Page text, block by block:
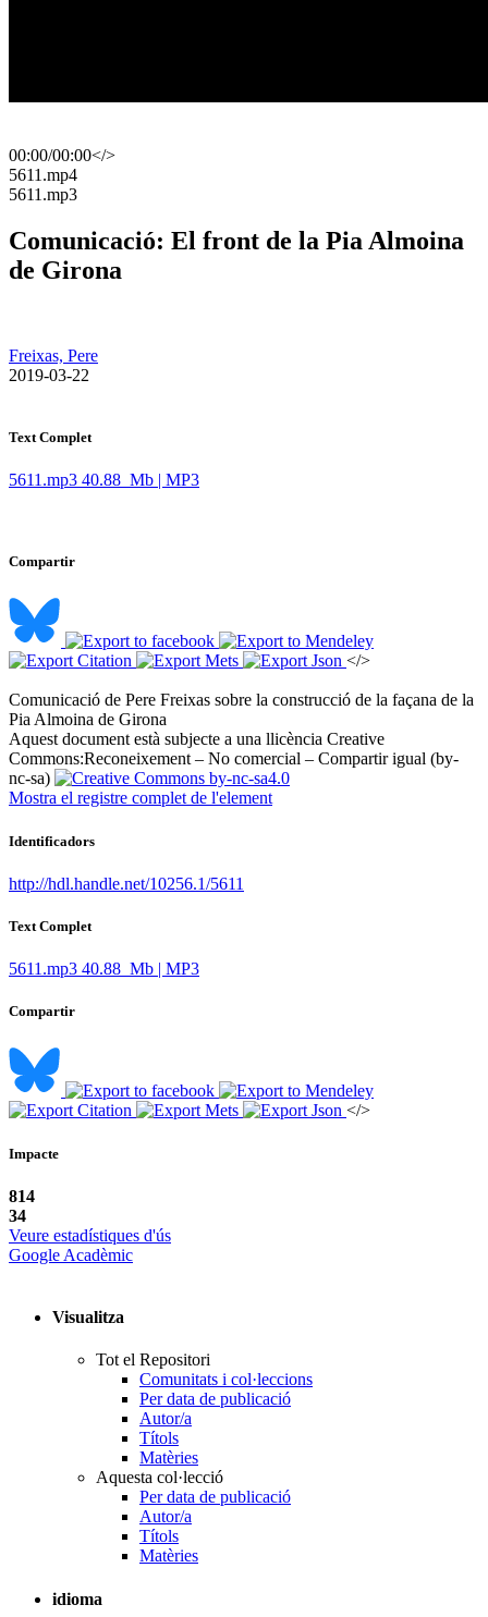
00:00/00:00</>
​5611.mp4
​5611.mp3
Comunicació: El front de la Pia Almoina
de Girona
Freixas, Pere
​ 2019-03-22
Text Complet
5611.mp3 40.88 Mb | MP3
Compartir
</>
Comunicació de Pere Freixas sobre la construcció de la façana de la
Pia Almoina de Girona ​
Aquest document està subjecte a una llicència Creative
Commons:Reconeixement – No comercial – Compartir igual (by-
nc-sa)
Mostra el registre complet de l'element
Identificadors
http://hdl.handle.net/10256.1/5611
Text Complet
5611.mp3 40.88 Mb | MP3
Compartir
</>
Impacte
814
34
Veure estadístiques d'ús
Google Acadèmic
Visualitza
Tot el Repositori
Comunitats i col·leccions
Per data de publicació
Autor/a
Títols
Matèries
Aquesta col·lecció
Per data de publicació
Autor/a
Títols
Matèries
idioma